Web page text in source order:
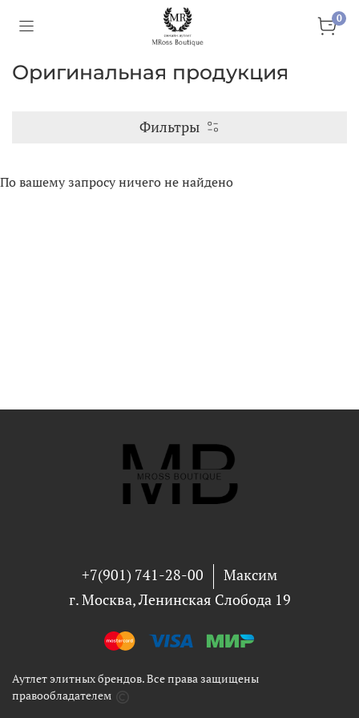
0
Оригинальная продукция
Фильтры
По вашему запросу ничего не найдено
+7(901) 741-28-00
Максим
г. Москва, Ленинская Слобода 19
Аутлет элитных брендов. Все права защищены
правообладателем